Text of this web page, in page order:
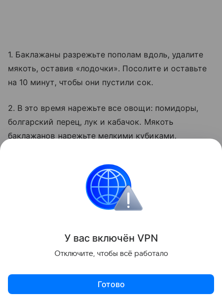
1. Баклажаны разрежьте пополам вдоль, удалите
мякоть, оставив «лодочки». Посолите и оставьте
на 10 минут, чтобы они пустили сок.
2. В это время нарежьте все овощи: помидоры,
болгарский перец, лук и кабачок. Мякоть
баклажанов нарежьте мелкими кубиками.
4. Добавьте кабачок, помидоры, баклажанную
мягкости овощей, добавив измельченный чеснок в
5. Наполните баклажанные лодочки овощной
начинкой и выложите их в мультиварку.
У вас включён VPN
Отключите, чтобы всё работало
Готово